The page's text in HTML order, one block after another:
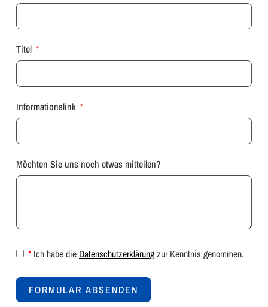
Titel
Informationslink
Möchten Sie uns noch etwas mitteilen?
* Ich habe die Datenschutzerklärungzur Kenntnis genommen.
FORMULAR ABSENDEN